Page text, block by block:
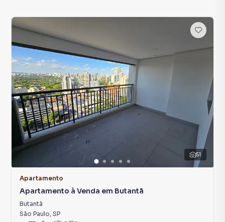
51
Apartamento
Apartamento à Venda em Butantã
Butantã
São Paulo, SP